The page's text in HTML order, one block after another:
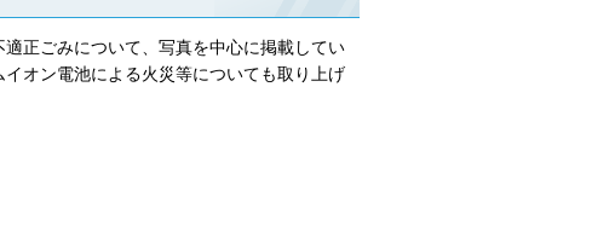
正ごみについて、写真を中心に掲載してい
オン電池による火災等についても取り上げ